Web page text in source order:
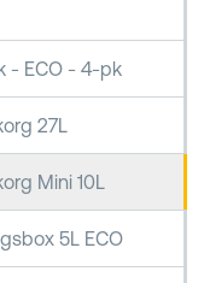
- ECO - 4-pk
27L
Mini 10L
5L ECO